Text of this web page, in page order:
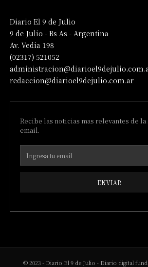
Diario El 9 de Julio
9 de Julio - Bs As - Argentina
Av. Vedia 198
(02317) 521052
redaccion@diarioel9dejulio.com.ar
Recibe las noticias mas relevantes de la
email.
ENVIAR
© 2023 - Diario El 9 de Julio - Diario digital